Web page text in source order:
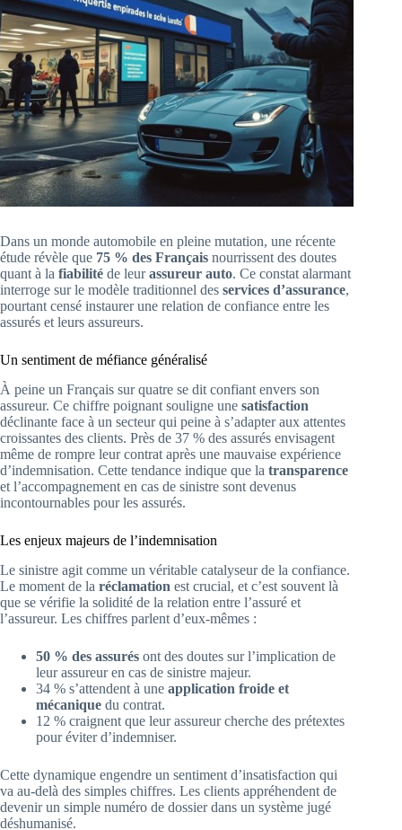
Dans un monde automobile en pleine mutation, une récente
étude révèle que 75 % des Français nourrissent des doutes
quant à la fiabilité de leurassureur auto. Ce constat alarmant
interroge sur le modèle traditionnel des services d’assurance,
pourtant censé instaurer une relation de confiance entre les
assurés et leurs assureurs.
Un sentiment de méfiance généralisé
À peine un Français sur quatre se dit confiant envers son
assureur. Ce chiffre poignant souligne une satisfaction
déclinante face à un secteur qui peine à s’adapter aux attentes
croissantes des clients. Près de 37 % des assurés envisagent
même de rompre leur contrat après une mauvaise expérience
d’indemnisation. Cette tendance indique que la transparence
et l’accompagnement en cas de sinistre sont devenus
incontournables pour les assurés.
Les enjeux majeurs de l’indemnisation
Le sinistre agit comme un véritable catalyseur de la confiance.
Le moment de la réclamation est crucial, et c’est souvent là
que se vérifie la solidité de la relation entre l’assuré et
l’assureur. Les chiffres parlent d’eux-mêmes :
50 % des assurés ont des doutes sur l’implication de
leur assureur en cas de sinistre majeur.
34 % s’attendent à une application froide et
mécanique du contrat.
12 % craignent que leur assureur cherche des prétextes
pour éviter d’indemniser.
Cette dynamique engendre un sentiment d’insatisfaction qui
va au-delà des simples chiffres. Les clients appréhendent de
devenir un simple numéro de dossier dans un système jugé
déshumanisé.